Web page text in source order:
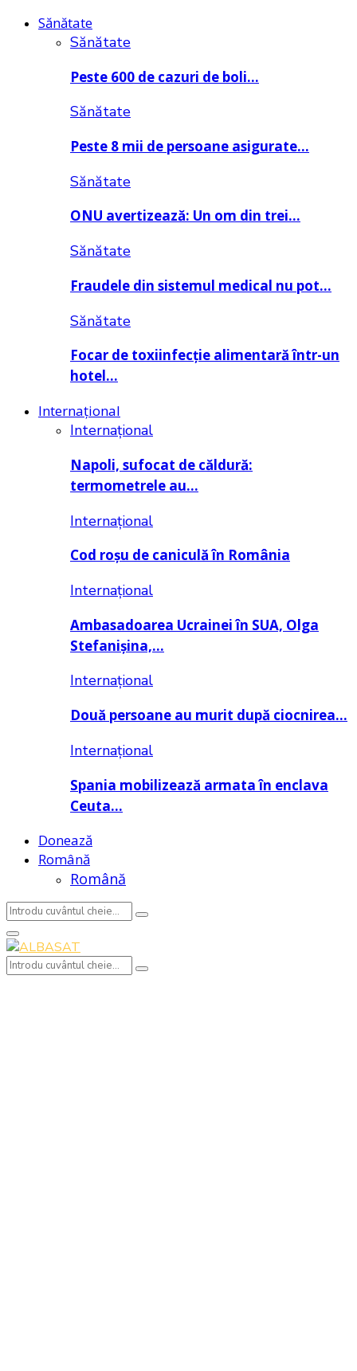
Sănătate
Sănătate
Peste 600 de cazuri de boli…
Sănătate
Peste 8 mii de persoane asigurate…
Sănătate
ONU avertizează: Un om din trei…
Sănătate
Fraudele din sistemul medical nu pot…
Sănătate
Focar de toxiinfecție alimentară într-un
hotel…
Internațional
Internațional
Napoli, sufocat de căldură:
termometrele au…
Internațional
Cod roșu de caniculă în România
Internațional
Ambasadoarea Ucrainei în SUA, Olga
Stefanișina,…
Internațional
Două persoane au murit după ciocnirea…
Internațional
Spania mobilizează armata în enclava
Ceuta…
Donează
Română
Română
Search
for:
Search
Primary
Menu
Search
Search